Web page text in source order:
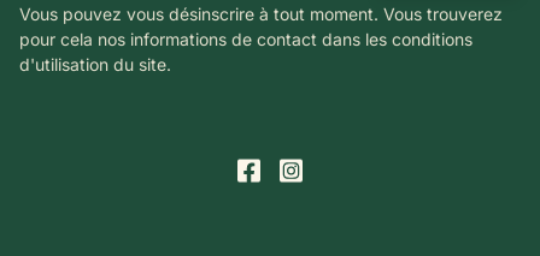
Vous pouvez vous désinscrire à tout moment. Vous trouverez
pour cela nos informations de contact dans les conditions
d'utilisation du site.